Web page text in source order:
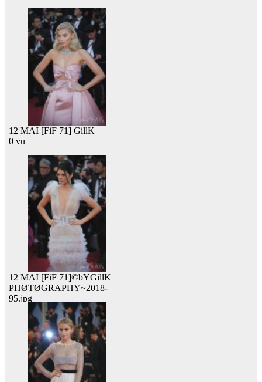
12 MAI [FiF 71] GillK
0 vu
12 MAI [FiF 71]©bYGillK
PHØTØGRAPHY~2018-
95.jpg